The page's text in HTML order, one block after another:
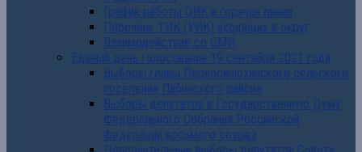
График работы ОИК и горячая линия
Перечень ТИК (УИК) входящих в округ
Взаимодействие со СМИ
Единый день голосования 19 сентября 2021 года
Выборы главы Первосинюхинского сельского
поселения Лабинского района
Выборы депутатов в Государственную Думу
Федерального Собрания Российской
Федерации восьмого созыва